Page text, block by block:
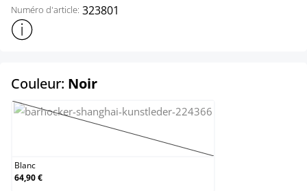
Numéro d'article: 323801
Afficher plus d'informations sur le produit
Couleur: Noirselect
Blanc
(Cette option n'est pas disponible pour le
Blanc
64,90 €